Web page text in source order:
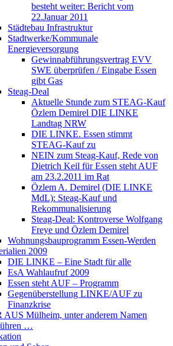
besteht weiter: Bericht vom
22.Januar 2011
Städtebau Infrastruktur
Stadtwerke/Kommunale
Energieversorgung
Gewinnabführungsvertrag EVV
SWE überprüfen / Eingabe Essen
gibt Gas
Steag-Deal
Aktuelle Stunde zum STEAG-Kauf
Özlem Demirel DIE LINKE
Landtag NRW
DIE LINKE. Essen stimmt
STEAG-Kauf zu
NEIN zum Steag-Kauf, Rede von
Dietrich Keil für Essen steht AUF
am 23.2.2011 im Rat
Özlem A. Demirel (DIE LINKE
MdL): Steag-Kauf und
Rekommunalisierung
Steag-Deal: Kontroverse Wolfgang
Freye und Özlem Demirel
Wohnungsbauprogramm Essen-Werden
2009
DIE LINKE – Eine Stadt für alle
EsA Wahlaufruf 2009
Essen steht AUF – Programm
Gegenüberstellung LINKE/AUF zu
Finanzkrise
AUS Mülheim, unter anderem Namen
…